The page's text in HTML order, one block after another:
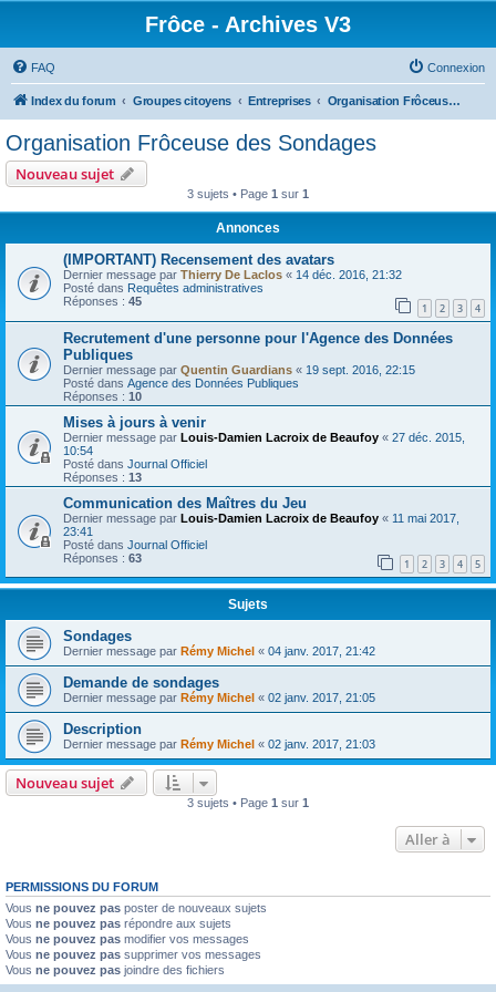
Frôce - Archives V3
FAQ Connexion
Index du forum Groupes citoyens Entreprises Organisation Frôceuse des Sondages
Organisation Frôceuse des Sondages
Nouveau sujet
3 sujets • Page 1 sur 1
Annonces
(IMPORTANT) Recensement des avatars
Dernier message par Thierry De Laclos « 14 déc. 2016, 21:32
Posté dans Requêtes administratives
Réponses : 45 1 2 3 4
Recrutement d'une personne pour l'Agence des Données
Publiques
Dernier message par Quentin Guardians « 19 sept. 2016, 22:15
Posté dans Agence des Données Publiques
Réponses : 10
Mises à jours à venir
Dernier message par Louis-Damien Lacroix de Beaufoy « 27 déc. 2015,
10:54
Posté dans Journal Officiel
Réponses : 13
Communication des Maîtres du Jeu
Dernier message par Louis-Damien Lacroix de Beaufoy « 11 mai 2017,
23:41
Posté dans Journal Officiel
Réponses : 63 1 2 3 4 5
Sujets
Sondages
Dernier message par Rémy Michel « 04 janv. 2017, 21:42
Demande de sondages
Dernier message par Rémy Michel « 02 janv. 2017, 21:05
Description
Dernier message par Rémy Michel « 02 janv. 2017, 21:03
Nouveau sujet
3 sujets • Page 1 sur 1
Aller à
PERMISSIONS DU FORUM
Vous ne pouvez pas poster de nouveaux sujets
Vous ne pouvez pas répondre aux sujets
Vous ne pouvez pas modifier vos messages
Vous ne pouvez pas supprimer vos messages
Vous ne pouvez pas joindre des fichiers